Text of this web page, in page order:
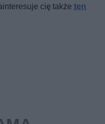
cię takżeten